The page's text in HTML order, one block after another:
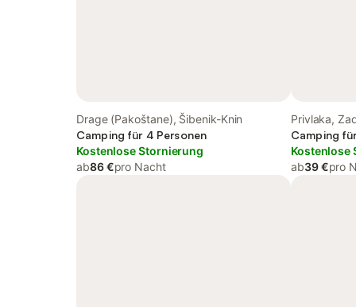
Drage (Pakoštane), Šibenik-Knin
Camping für 4 Personen
Kostenlose Stornierung
ab86 €pro Nacht
Privlaka,
Camping
Kostenlose
ab39 €pro